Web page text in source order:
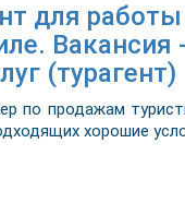
для
(турагент)
по продажам
хорошие